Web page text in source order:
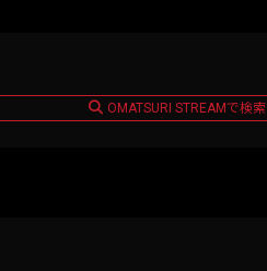
OMATSURI STREAMで検索